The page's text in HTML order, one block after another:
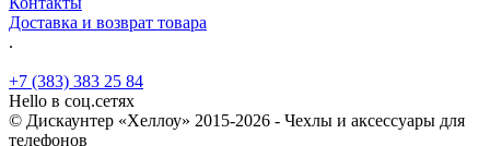
Доставка и возврат товара
.
+7 (383) 383 25 84
Hello в соц.сетях
© Дискаунтер «Хеллоу» 2015-2026 - Чехлы и аксессуары для
телефонов